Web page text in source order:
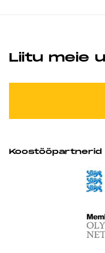
Liitu meie
Koostööpartnerid